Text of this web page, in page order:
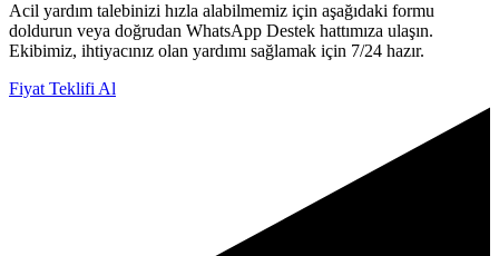
Acil yardım talebinizi hızla alabilmemiz için aşağıdaki formu
doldurun veya doğrudan WhatsApp Destek hattımıza ulaşın.
Ekibimiz, ihtiyacınız olan yardımı sağlamak için 7/24 hazır.
Fiyat Teklifi Al